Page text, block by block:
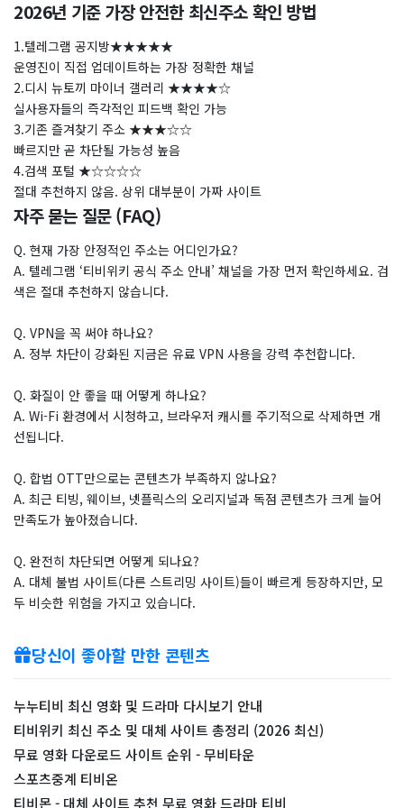
2026년 기준 가장 안전한 최신주소 확인 방법
1.텔레그램 공지방★★★★★
운영진이 직접 업데이트하는 가장 정확한 채널
2.디시 뉴토끼 마이너 갤러리 ★★★★☆
실사용자들의 즉각적인 피드백 확인 가능
3.기존 즐겨찾기 주소 ★★★☆☆
빠르지만 곧 차단될 가능성 높음
4.검색 포털 ★☆☆☆☆
절대 추천하지 않음. 상위 대부분이 가짜 사이트
자주 묻는 질문 (FAQ)
Q. 현재 가장 안정적인 주소는 어디인가요?
A. 텔레그램 ‘티비위키 공식 주소 안내’ 채널을 가장 먼저 확인하세요. 검
색은 절대 추천하지 않습니다.
Q. VPN을 꼭 써야 하나요?
A. 정부 차단이 강화된 지금은 유료 VPN 사용을 강력 추천합니다.
Q. 화질이 안 좋을 때 어떻게 하나요?
A. Wi-Fi 환경에서 시청하고, 브라우저 캐시를 주기적으로 삭제하면 개
선됩니다.
Q. 합법 OTT만으로는 콘텐츠가 부족하지 않나요?
A. 최근 티빙, 웨이브, 넷플릭스의 오리지널과 독점 콘텐츠가 크게 늘어
만족도가 높아졌습니다.
Q. 완전히 차단되면 어떻게 되나요?
A. 대체 불법 사이트(다른 스트리밍 사이트)들이 빠르게 등장하지만, 모
두 비슷한 위험을 가지고 있습니다.
당신이 좋아할 만한 콘텐츠
누누티비 최신 영화 및 드라마 다시보기 안내
티비위키 최신 주소 및 대체 사이트 총정리 (2026 최신)
무료 영화 다운로드 사이트 순위 - 무비타운
스포츠중계 티비온
티비몬 - 대체 사이트 추천 무료 영화 드라마 티비